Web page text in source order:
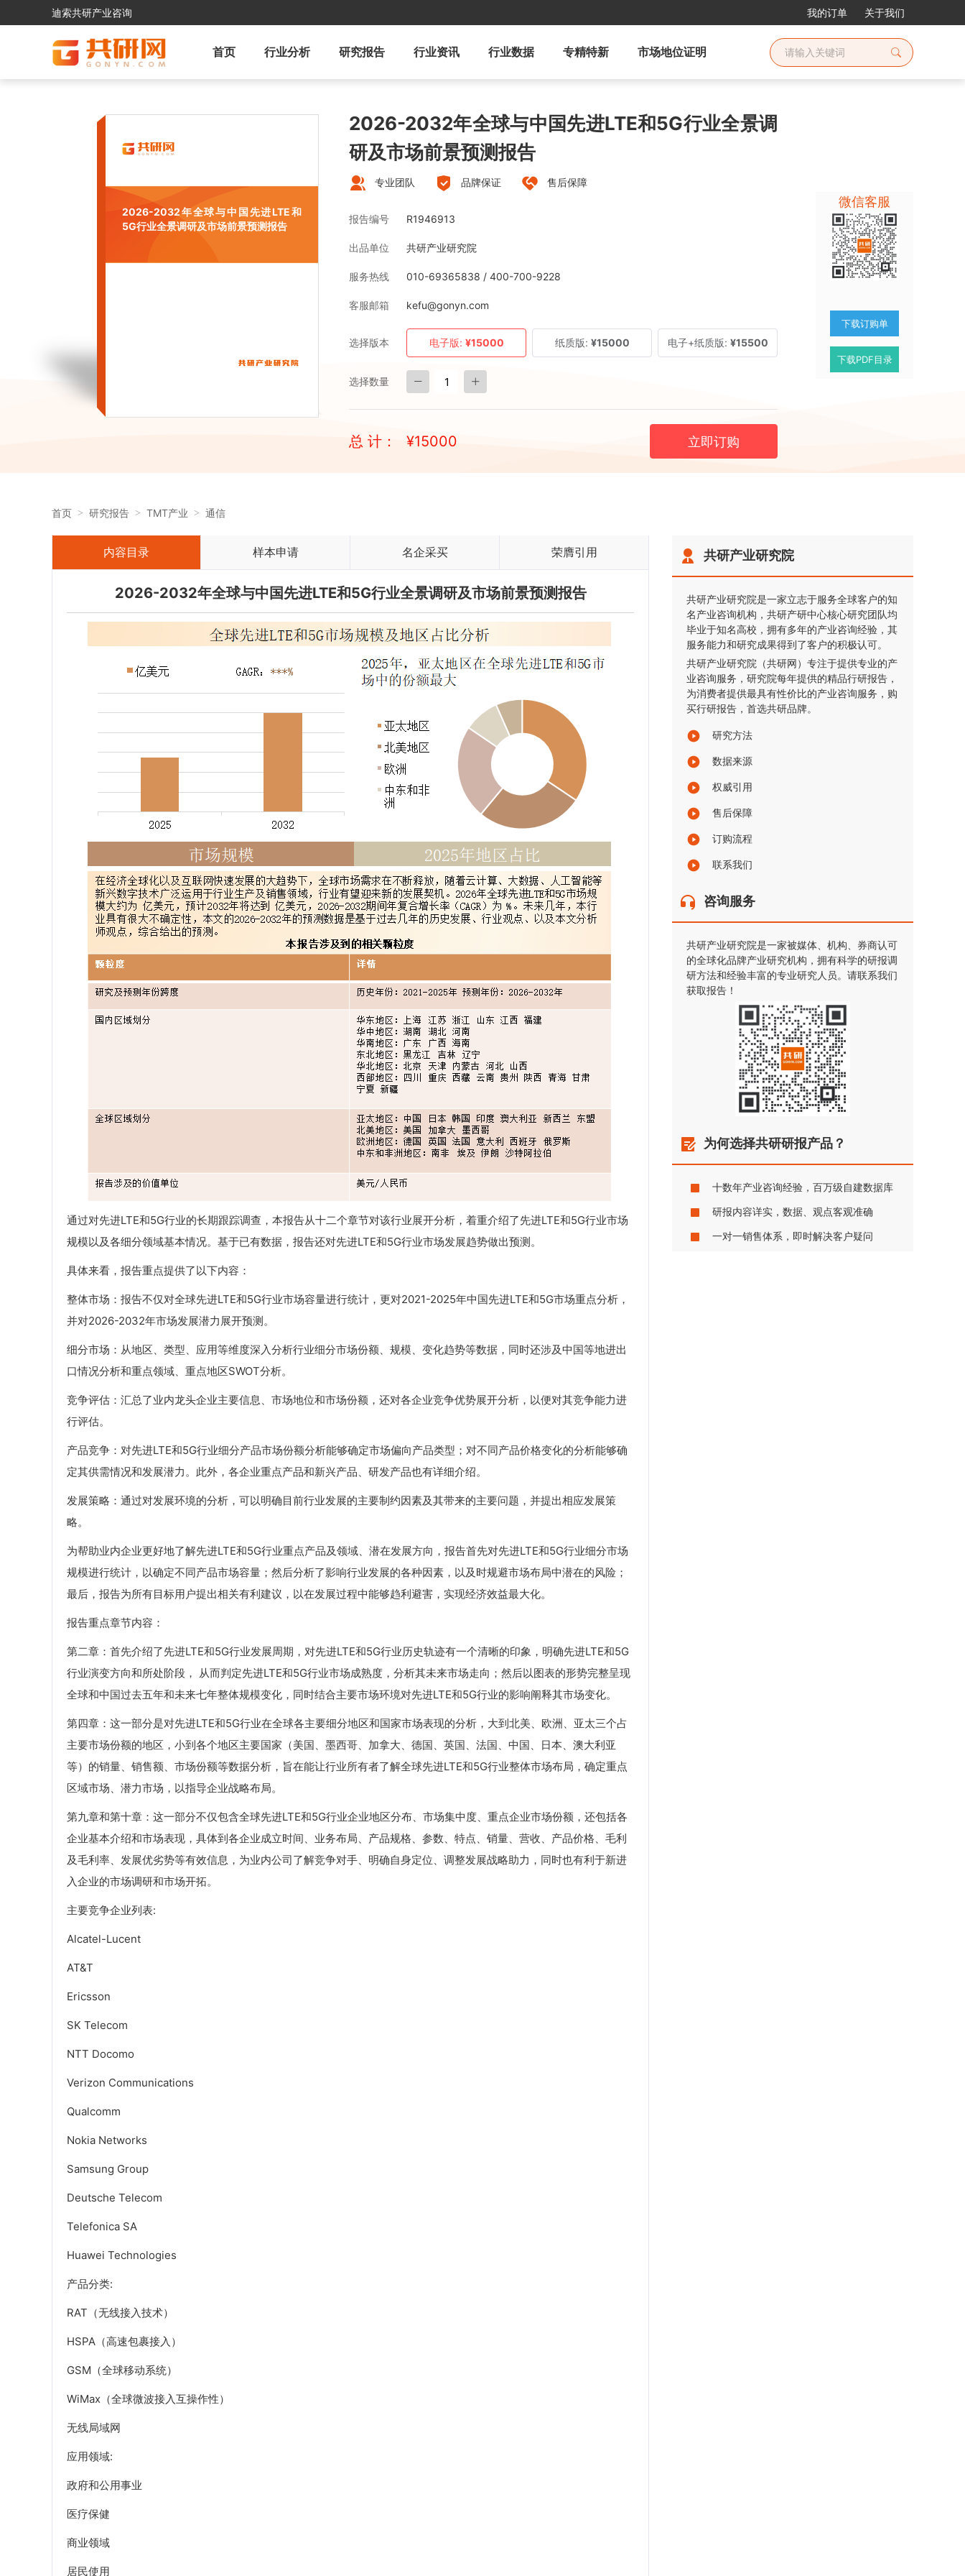
迪索共研产业咨询 我的订单 关于我们
首页 行业分析 研究报告 行业资讯 行业数据 专精特新 市场地位证明
2026-2032年全球与中国先进LTE和
5G行业全景调研及市场前景预测报告
2026-2032年全球与中国先进LTE和5G行业全景调
研及市场前景预测报告
专业团队 品牌保证 售后保障
报告编号 R1946913
出品单位 共研产业研究院
服务热线 010-69365838 / 400-700-9228
客服邮箱 kefu@gonyn.com
选择版本 电子版: ¥15000 纸质版: ¥15000 电子+纸质版: ¥15500
选择数量
总 计： ¥15000 立即订购
微信客服
下载订购单
下载PDF目录
首页 研究报告 TMT产业 通信
内容目录 样本申请 名企采买 荣膺引用
2026-2032年全球与中国先进LTE和5G行业全景调研及市场前景预测报告
通过对先进LTE和5G行业的长期跟踪调查，本报告从十二个章节对该行业展开分析，着重介绍了先进LTE和5G行业市场
规模以及各细分领域基本情况。基于已有数据，报告还对先进LTE和5G行业市场发展趋势做出预测。
具体来看，报告重点提供了以下内容：
整体市场：报告不仅对全球先进LTE和5G行业市场容量进行统计，更对2021-2025年中国先进LTE和5G市场重点分析，
并对2026-2032年市场发展潜力展开预测。
细分市场：从地区、类型、应用等维度深入分析行业细分市场份额、规模、变化趋势等数据，同时还涉及中国等地进出
口情况分析和重点领域、重点地区SWOT分析。
竞争评估：汇总了业内龙头企业主要信息、市场地位和市场份额，还对各企业竞争优势展开分析，以便对其竞争能力进
行评估。
产品竞争：对先进LTE和5G行业细分产品市场份额分析能够确定市场偏向产品类型；对不同产品价格变化的分析能够确
定其供需情况和发展潜力。此外，各企业重点产品和新兴产品、研发产品也有详细介绍。
发展策略：通过对发展环境的分析，可以明确目前行业发展的主要制约因素及其带来的主要问题，并提出相应发展策
略。
为帮助业内企业更好地了解先进LTE和5G行业重点产品及领域、潜在发展方向，报告首先对先进LTE和5G行业细分市场
规模进行统计，以确定不同产品市场容量；然后分析了影响行业发展的各种因素，以及时规避市场布局中潜在的风险；
最后，报告为所有目标用户提出相关有利建议，以在发展过程中能够趋利避害，实现经济效益最大化。
报告重点章节内容：
第二章：首先介绍了先进LTE和5G行业发展周期，对先进LTE和5G行业历史轨迹有一个清晰的印象，明确先进LTE和5G
行业演变方向和所处阶段， 从而判定先进LTE和5G行业市场成熟度，分析其未来市场走向；然后以图表的形势完整呈现
全球和中国过去五年和未来七年整体规模变化，同时结合主要市场环境对先进LTE和5G行业的影响阐释其市场变化。
第四章：这一部分是对先进LTE和5G行业在全球各主要细分地区和国家市场表现的分析，大到北美、欧洲、亚太三个占
主要市场份额的地区，小到各个地区主要国家（美国、墨西哥、加拿大、德国、英国、法国、中国、日本、澳大利亚
等）的销量、销售额、市场份额等数据分析，旨在能让行业所有者了解全球先进LTE和5G行业整体市场布局，确定重点
区域市场、潜力市场，以指导企业战略布局。
第九章和第十章：这一部分不仅包含全球先进LTE和5G行业企业地区分布、市场集中度、重点企业市场份额，还包括各
企业基本介绍和市场表现，具体到各企业成立时间、业务布局、产品规格、参数、特点、销量、营收、产品价格、毛利
及毛利率、发展优劣势等有效信息，为业内公司了解竞争对手、明确自身定位、调整发展战略助力，同时也有利于新进
入企业的市场调研和市场开拓。
主要竞争企业列表:
Alcatel-Lucent
AT&T
Ericsson
SK Telecom
NTT Docomo
Verizon Communications
Qualcomm
Nokia Networks
Samsung Group
Deutsche Telecom
Telefonica SA
Huawei Technologies
产品分类:
RAT（无线接入技术）
HSPA（高速包裹接入）
GSM（全球移动系统）
WiMax（全球微波接入互操作性）
无线局域网
应用领域:
政府和公用事业
医疗保健
商业领域
居民使用
共研产业研究院
共研产业研究院是一家立志于服务全球客户的知
名产业咨询机构，共研产研中心核心研究团队均
毕业于知名高校，拥有多年的产业咨询经验，其
服务能力和研究成果得到了客户的积极认可。
共研产业研究院（共研网）专注于提供专业的产
业咨询服务，研究院每年提供的精品行研报告，
为消费者提供最具有性价比的产业咨询服务，购
买行研报告，首选共研品牌。
研究方法
数据来源
权威引用
售后保障
订购流程
联系我们
咨询服务
共研产业研究院是一家被媒体、机构、券商认可
的全球化品牌产业研究机构，拥有科学的研报调
研方法和经验丰富的专业研究人员。请联系我们
获取报告！
为何选择共研研报产品？
十数年产业咨询经验，百万级自建数据库
研报内容详实，数据、观点客观准确
一对一销售体系，即时解决客户疑问